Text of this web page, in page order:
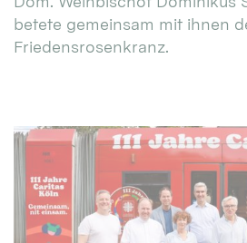
betete gemeinsam mit ihnen
Friedensrosenkranz.